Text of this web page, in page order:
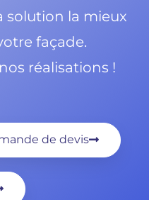
solution la mieux
façade.
réalisations !
de devis